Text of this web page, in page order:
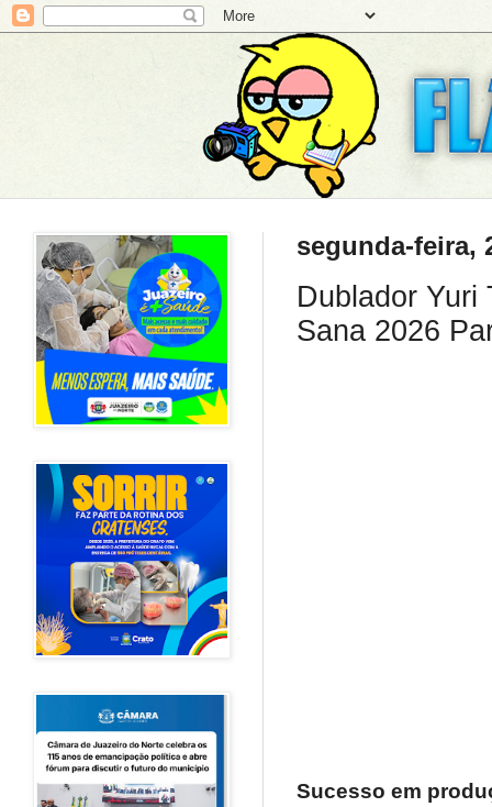
segunda-feira,
Dublador Yuri
Sana 2026
Sucesso em